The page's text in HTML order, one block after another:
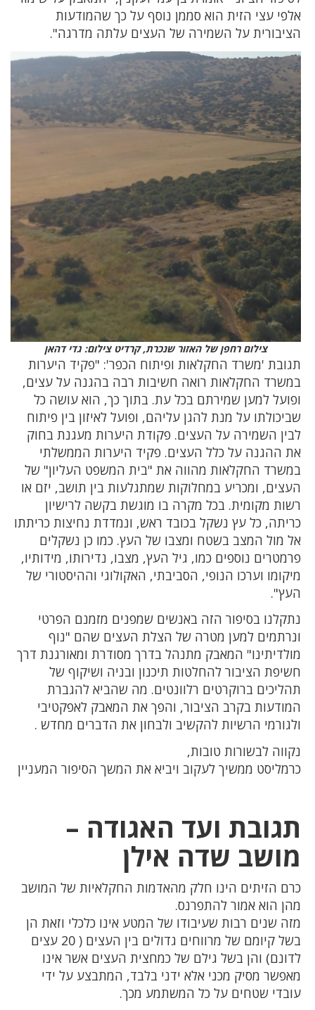
אלפי עצי הזית הוא סממן נוסף על כך שהמודעות
הציבורית על השמירה של העצים עלתה מדרגה".
צילום רחפן של האזור שנכרת, קרדיט צילום: גדי דהאן
תגובת 'משרד החקלאות ופיתוח הכפר': "פקיד היערות
במשרד החקלאות רואה חשיבות רבה בהגנה על עצים,
ופועל למען שמירתם בכל עת. בתוך כך, הוא עושה כל
שביכולתו על מנת להגן עליהם, ופועל לאיזון בין פיתוח
לבין השמירה על העצים. פקודת היערות מעגנת בחוק
את ההגנה על כלל העצים. פקיד היערות הממשלתי
במשרד החקלאות מהווה את "בית המשפט העליון" של
העצים, ומכריע במחלוקות שמתגלעות בין תושב, יזם או
רשות מקומית. בכל מקרה בו מוגשת בקשה לרישיון
כריתה, כל עץ נשקל בכובד ראש, ונמדדת נחיצות כריתתו
אל מול המצב בשטח ומצבו של העץ. כמו כן נשקלים
פרמטרים נוספים כמו, גיל העץ, מצבו, נדירותו, מידותיו,
מיקומו וערכו הנופי, הסביבתי, האקולוגי וההיסטורי של
העץ".
נתקלנו בסיפור הזה באנשים שמפנים מזמנם הפרטי
ונרתמים למען מטרה של הצלת העצים שהם "נוף
מולדיתינו" המאבק מתנהל בדרך מסודרת ומאורגנת דרך
חשיפת הציבור להחלטות תיכנון ובניה ושיקוף של
תהליכים ברוקרטים רלוונטים. מה שהביא להגברת
המודעות בקרב הציבור, והפך את המאבק לאפקטיבי
ולגורמי הרשיות להקשיב ולבחון את הדברים מחדש .
נקווה לבשורות טובות,
כרמליסט ממשיך לעקוב ויביא את המשך הסיפור המעניין
תגובת ועד האגודה –
מושב שדה אילן
כרם הזיתים הינו חלק מהאדמות החקלאיות של המושב
מהן הוא אמור להתפרנס.
מזה שנים רבות שעיבודו של המטע אינו כלכלי וזאת הן
בשל קיומם של מרווחים גדולים בין העצים ( 20 עצים
לדונם) והן בשל גילם של כמחצית העצים אשר אינו
מאפשר מסיק מכני אלא ידני בלבד, המתבצע על ידי
עובדי שטחים על כל המשתמע מכך.